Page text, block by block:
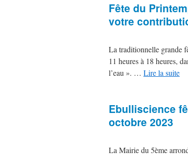
Fête du
votre
La traditionnelle grande
11 heures à 18 heures,
l’eau ». … Lire la suite
Ebulliscience
octobre 2023
La Mairie du 5ème